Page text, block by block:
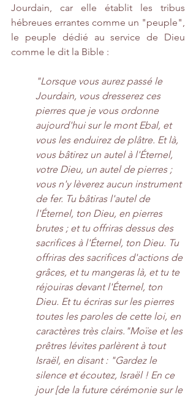
Jourdain, car elle établit les tribus
hébreues errantes comme un "peuple",
le peuple dédié au service de Dieu
comme le dit la Bible :
"Lorsque vous aurez passé le
Jourdain, vous dresserez ces
pierres que je vous ordonne
aujourd'hui sur le mont Ebal, et
vous les enduirez de plâtre. Et là,
vous bâtirez un autel à l'Éternel,
votre Dieu, un autel de pierres ;
vous n'y lèverez aucun instrument
de fer. Tu bâtiras l'autel de
l'Éternel, ton Dieu, en pierres
brutes ; et tu offriras dessus des
sacrifices à l'Éternel, ton Dieu. Tu
offriras des sacrifices d'actions de
grâces, et tu mangeras là, et tu te
réjouiras devant l'Éternel, ton
Dieu. Et tu écriras sur les pierres
toutes les paroles de cette loi, en
caractères très clairs."Moïse et les
prêtres lévites parlèrent à tout
Israël, en disant : "Gardez le
silence et écoutez, Israël ! En ce
jour [de la future cérémonie sur le